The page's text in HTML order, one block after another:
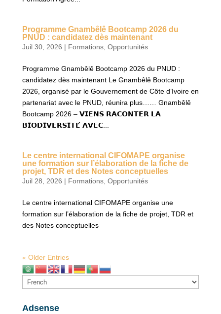
Programme Gnambêlê Bootcamp 2026 du
PNUD : candidatez dès maintenant
Juil 30, 2026 | Formations, Opportunités
Programme Gnambêlê Bootcamp 2026 du PNUD :
candidatez dès maintenant Le Gnambêlê Bootcamp
2026, organisé par le Gouvernement de Côte d’Ivoire en
partenariat avec le PNUD, réunira plus…… Gnambêlê
Bootcamp 2026 – 𝗩𝗜𝗘𝗡𝗦 𝗥𝗔𝗖𝗢𝗡𝗧𝗘𝗥 𝗟𝗔
𝗕𝗜𝗢𝗗𝗜𝗩𝗘𝗥𝗦𝗜𝗧𝗘́ 𝗔𝗩𝗘𝗖...
Le centre international CIFOMAPE organise
une formation sur l’élaboration de la fiche de
projet, TDR et des Notes conceptuelles
Juil 28, 2026 | Formations, Opportunités
Le centre international CIFOMAPE organise une
formation sur l’élaboration de la fiche de projet, TDR et
des Notes conceptuelles
« Older Entries
Adsense